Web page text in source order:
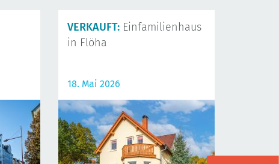
VERKAUFT: Einfamilienhaus
in Flöha
18. Mai 2026